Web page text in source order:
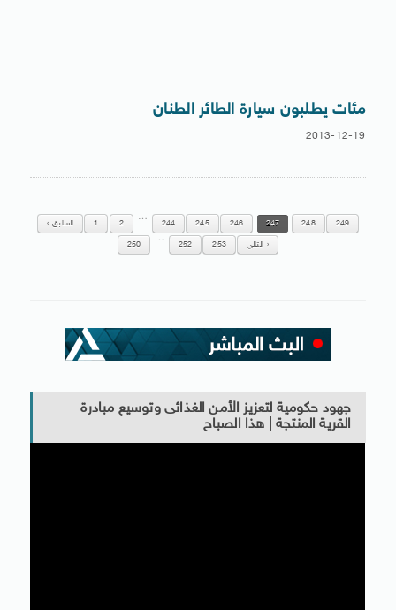
مئات يطلبون سيارة الطائر الطنان
2013-12-19
السابق 1 2
…
244 245 246 247 248 249
250
…
252 253 التالي
جهود حكومية لتعزيز الأمن الغذائى وتوسيع مبادرة
القرية المنتجة | هذا الصباح